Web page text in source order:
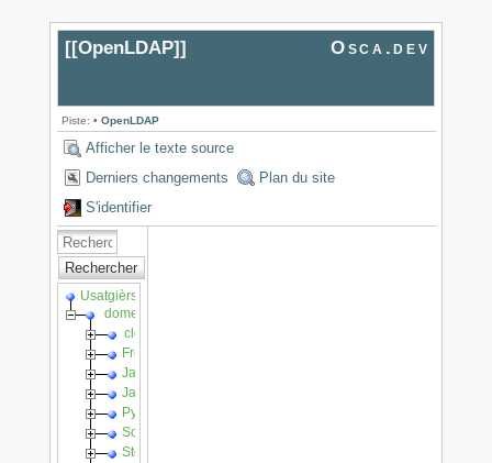
[[OpenLDAP]] Osca.dev
Piste: • OpenLDAP
Afficher le texte source
Derniers changements
Plan du site
S'identifier
Rechercher
Usatgièrs
domenge
cloud
FreeNAS
Jails dins PC BSD / FreeBSD
Javascript
Python
SolR en vrac
Stemmer